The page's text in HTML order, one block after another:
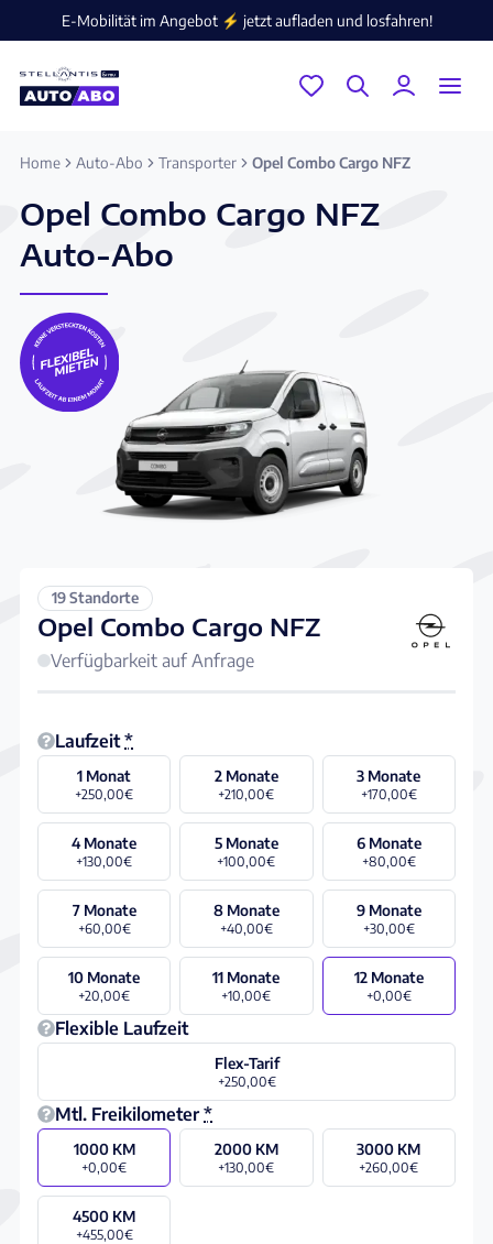
E-Mobilität im Angebot ⚡️ jetzt aufladen und losfahren!
Home Auto-Abo Transporter Opel Combo Cargo NFZ
Opel Combo Cargo NFZ
Auto-Abo
19 Standorte
Opel Combo Cargo NFZ
Verfügbarkeit auf Anfrage
Laufzeit *
1 Monat
+250,00€
2 Monate
+210,00€
3 Monate
+170,00€
4 Monate
+130,00€
5 Monate
+100,00€
6 Monate
+80,00€
7 Monate
+60,00€
8 Monate
+40,00€
9 Monate
+30,00€
10 Monate
+20,00€
11 Monate
+10,00€
12 Monate
+0,00€
Flexible Laufzeit
Flex-Tarif
+250,00€
Mtl. Freikilometer *
1000 KM
+0,00€
2000 KM
+130,00€
3000 KM
+260,00€
4500 KM
+455,00€